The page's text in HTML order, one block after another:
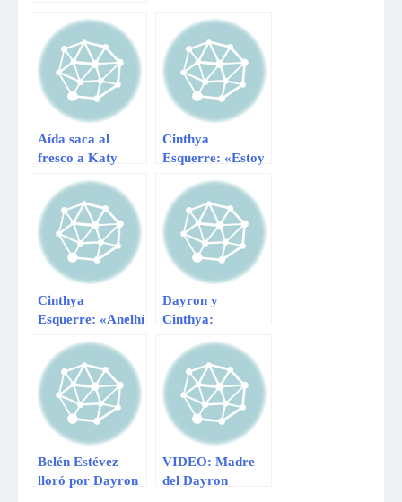
Anelhí Arias y
Dayron”
Aída saca al
fresco a Katy
Cinthya
Esquerre: «Estoy
‘pitufo'»
Cinthya
Esquerre: «Anelhí
matones»
Dayron y
Cinthya:
amor bonito y
sincero»
Belén Estévez
lloró por Dayron
VIDEO: Madre
del Dayron